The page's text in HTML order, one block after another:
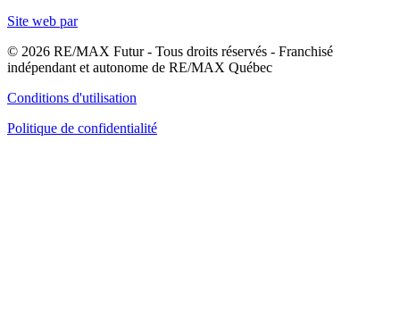
Site web par
© 2026 RE/MAX Futur - Tous droits réservés - Franchisé
indépendant et autonome de RE/MAX Québec
Conditions d'utilisation
Politique de confidentialité